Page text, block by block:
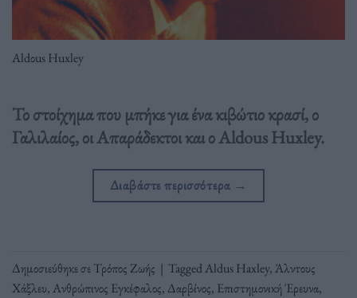
Aldοus Huxley
Το στοίχημα που μπήκε για ένα κιβώτιο κρασί, ο
Γαλιλαίος, οι Απαράδεκτοι και ο Aldous Huxley.
Διαβάστε περισσότερα →
Δημοσιεύθηκε σεΤρόπος Ζωής | TaggedAldus Haxley,Άλντους
Χάξλευ,Ανθρώπινος Εγκέφαλος, Δαρβίνος, Επιστημονική Έρευνα,